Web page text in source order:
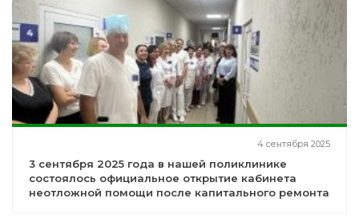
4 сентября 2025
3 сентября 2025 года в нашей поликлинике
состоялось официальное открытие кабинета
неотложной помощи после капитального ремонта